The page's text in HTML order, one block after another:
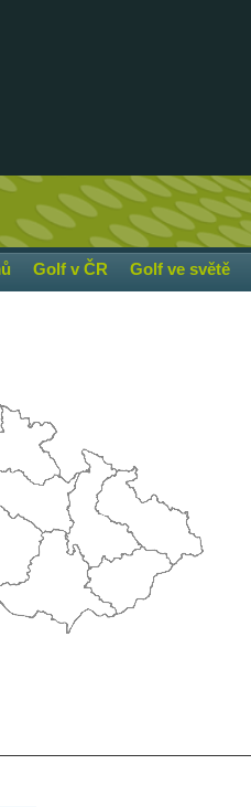
Golf v ČR Golf ve světě